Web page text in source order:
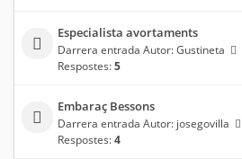
Especialista avortaments
Darrera entrada Autor:Gustineta
Respostes:5
Embaraç Bessons
Darrera entrada Autor: josegovilla
Respostes:4